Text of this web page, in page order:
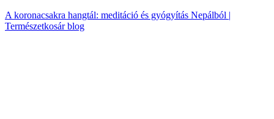
A koronacsakra hangtál: meditáció és gyógyítás Nepálból |
Természetkosár blog